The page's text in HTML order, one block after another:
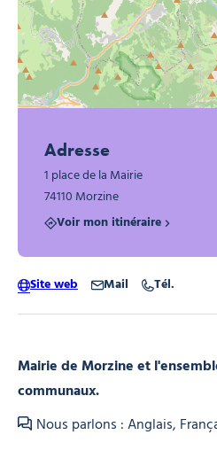
Mairie de Morzine et
communaux.
Nous parlons : Anglais,
Adresse
1 place de la Mairie
74110 Morzine
Voir mon itinéraire
Site web Mail Tél.